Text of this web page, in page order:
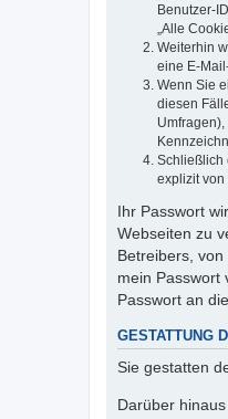
Benutzer-
„Alle
Weiterhin
eine E-
Wenn Sie
diesen
Schließlich
explizit von
Ihr Passwort
Webseiten zu
Betreibers,
mein Passwort
Passwort an
GESTATTUNG
Sie gestatten
Darüber